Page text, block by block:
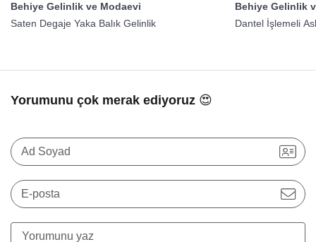
Behiye Gelinlik ve Modaevi
Saten Degaje Yaka Balık Gelinlik
Behiye Gelinlik
Dantel İşlemeli
Yorumunu çok merak ediyoruz 😍
Ad Soyad
E-posta